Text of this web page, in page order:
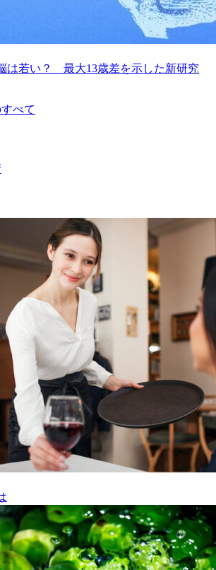
は若い？ 最大13歳差を示した新研究
べて